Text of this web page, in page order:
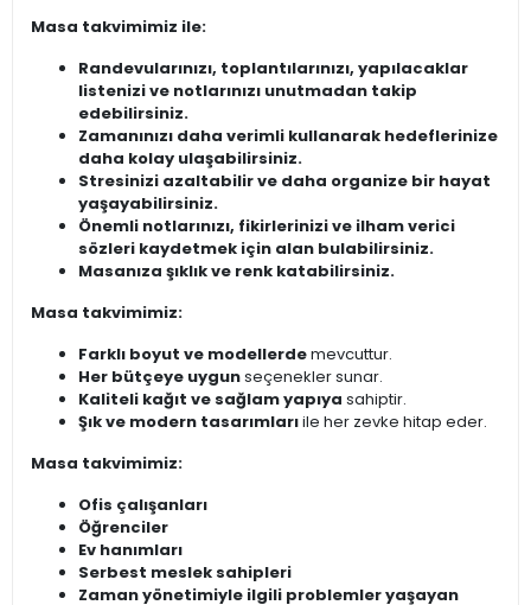
Masa takvimimiz ile:
Randevularınızı, toplantılarınızı, yapılacaklar
listenizi ve notlarınızı unutmadan takip
edebilirsiniz.
Zamanınızı daha verimli kullanarak hedeflerinize
daha kolay ulaşabilirsiniz.
Stresinizi azaltabilir ve daha organize bir hayat
yaşayabilirsiniz.
Önemli notlarınızı, fikirlerinizi ve ilham verici
sözleri kaydetmek için alan bulabilirsiniz.
Masanıza şıklık ve renk katabilirsiniz.
Masa takvimimiz:
Farklı boyut ve modellerdemevcuttur.
Her bütçeye uygunseçenekler sunar.
Kaliteli kağıt ve sağlam yapıya sahiptir.
Şık ve modern tasarımlarıile her zevke hitap eder.
Masa takvimimiz:
Ofis çalışanları
Öğrenciler
Ev hanımları
Serbest meslek sahipleri
Zaman yönetimiyle ilgili problemler yaşayan